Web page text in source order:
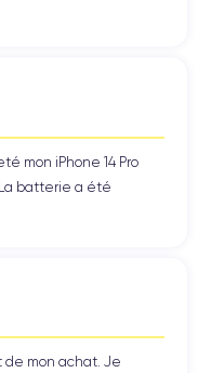
mon iPhone 14 Pro
batterie a été
de mon achat. Je